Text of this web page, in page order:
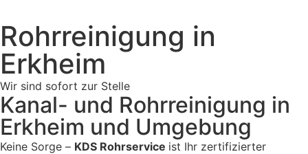
Rohrreinigung in
Erkheim
Wir sind sofort zur Stelle
Kanal- und Rohrreinigung in
Erkheim und Umgebung
Keine Sorge – KDS Rohrservice ist Ihr zertifizierter